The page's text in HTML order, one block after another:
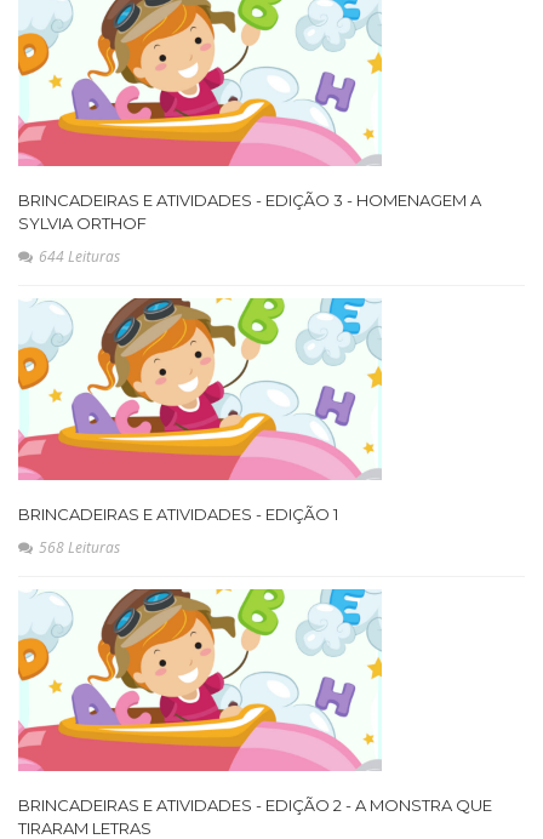
BRINCADEIRAS E ATIVIDADES - EDIÇÃO 3 - HOMENAGEM A
SYLVIA ORTHOF
644 Leituras
BRINCADEIRAS E ATIVIDADES - EDIÇÃO 1
568 Leituras
BRINCADEIRAS E ATIVIDADES - EDIÇÃO 2 - A MONSTRA QUE
TIRARAM LETRAS